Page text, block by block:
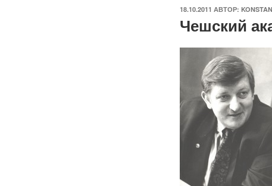
ОПУБЛИКОВАНО
18.10.2011 АВТОР:
Чешский